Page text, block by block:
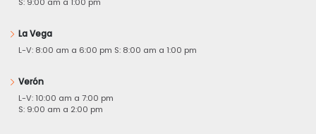
La Vega
L-V: 8:00 am a 6:00 pm S: 8:00 am a 1:00 pm
Verón
L-V: 10:00 am a 7:00 pm
S: 9:00 am a 2:00 pm